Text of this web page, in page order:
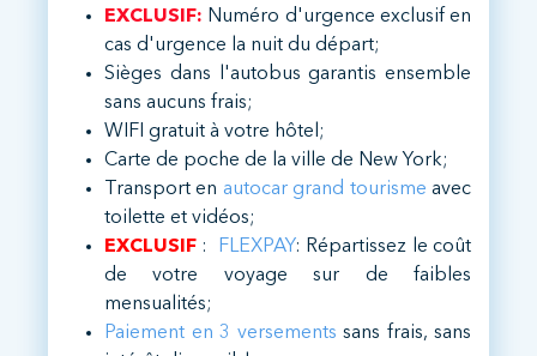
EXCLUSIF: Numéro d'urgence exclusif en
cas d'urgence la nuit du départ;
Sièges dans l'autobus garantis ensemble
sans aucuns frais;
WIFI gratuit à votre hôtel;
Carte de poche de la ville de New York;
Transport en autocar grand tourisme avec
toilette et vidéos;
EXCLUSIF : FLEXPAY: Répartissez le coût
de votre voyage sur de faibles
mensualités;
Paiement en 3 versements sans frais, sans